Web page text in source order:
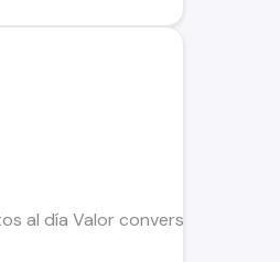
al día Valor conversable Llamar